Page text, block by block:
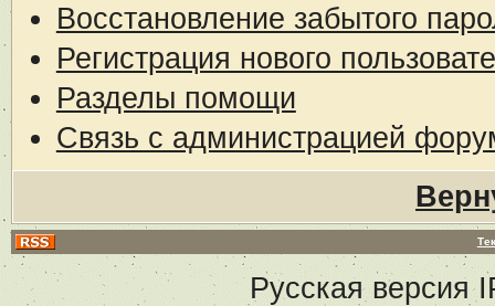
Восстановление забытого
Регистрация нового
Разделы помощи
Связь с администрацией
Русская версия